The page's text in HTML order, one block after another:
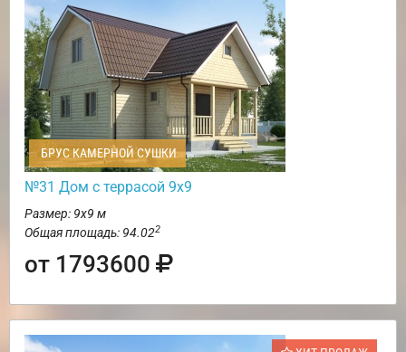
БРУС КАМЕРНОЙ СУШКИ
№31 Дом с террасой 9х9
Размер: 9х9 м
Общая площадь: 94.022
от 1793600